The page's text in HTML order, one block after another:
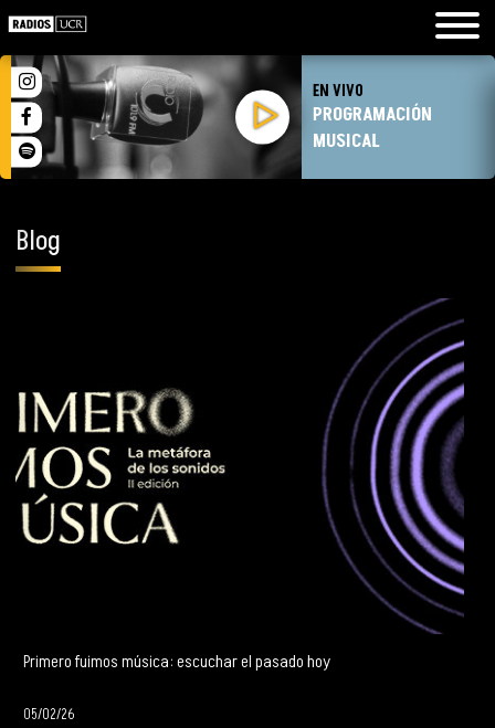
EN VIVO
PROGRAMACIÓN
MUSICAL
Blog
Primero fuimos música: escuchar el pasado hoy
05/02/26